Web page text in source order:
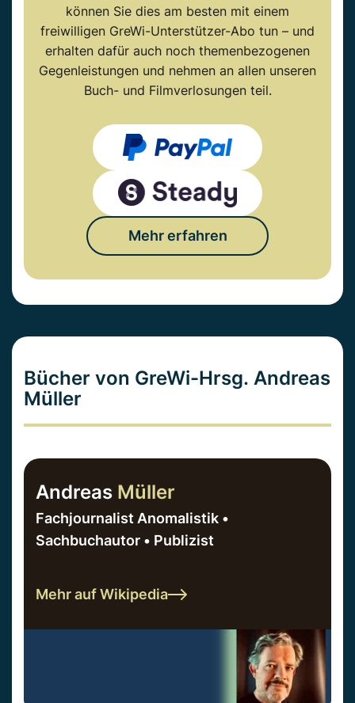
können Sie dies am besten mit einem
freiwilligen GreWi-Unterstützer-Abo tun – und
erhalten dafür auch noch themenbezogenen
Gegenleistungen und nehmen an allen unseren
Buch- und Filmverlosungen teil.
Mehr erfahren
Bücher von GreWi-Hrsg. Andreas
Müller
Andreas Müller
Fachjournalist Anomalistik •
Sachbuchautor • Publizist
Mehr auf Wikipedia